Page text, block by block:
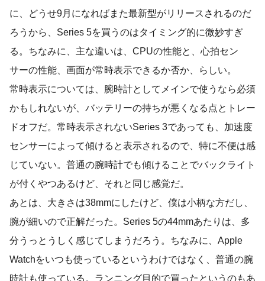
に、どうせ9月になればまた最新型がリリースされるのだ
ろうから、Series 5を買うのはタイミング的に微妙すぎ
る。ちなみに、主な違いは、CPUの性能と、心拍セン
サーの性能、画面が常時表示できるか否か、らしい。
常時表示については、腕時計としてメインで使うなら必須
かもしれないが、バッテリーの持ちが悪くなる点とトレー
ドオフだ。常時表示されないSeries 3であっても、加速度
センサーによって傾けると表示されるので、特に不便は感
じていない。普通の腕時計でも傾けることでバックライト
が付くやつあるけど、それと同じ感覚だ。
あとは、大きさは38mmにしたけど、僕は小柄な方だし、
腕が細いので正解だった。Series 5の44mmあたりは、多
分うっとうしく感じてしまうだろう。ちなみに、Apple
Watchをいつも使っているというわけではなく、普通の腕
時計も使っている。ランニング目的で買ったというのもあ